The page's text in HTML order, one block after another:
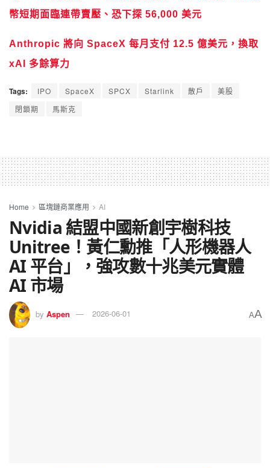
幣短期面臨連帶賣壓、恐下探 56,000 美元
Anthropic 將向 SpaceX 每月支付 12.5 億美元，換取
xAI 多餘算力
Tags: IPO SpaceX SPCX Starlink 散戶
美股
閉鎖期
馬斯克
Home 區塊鏈商業應用 AI
Nvidia 結盟中國新創宇樹科技
Unitree！黃仁勳推「人形機器人
AI 平台」，強攻數十兆美元實體
AI 市場
by Aspen 2026-06-01 AA